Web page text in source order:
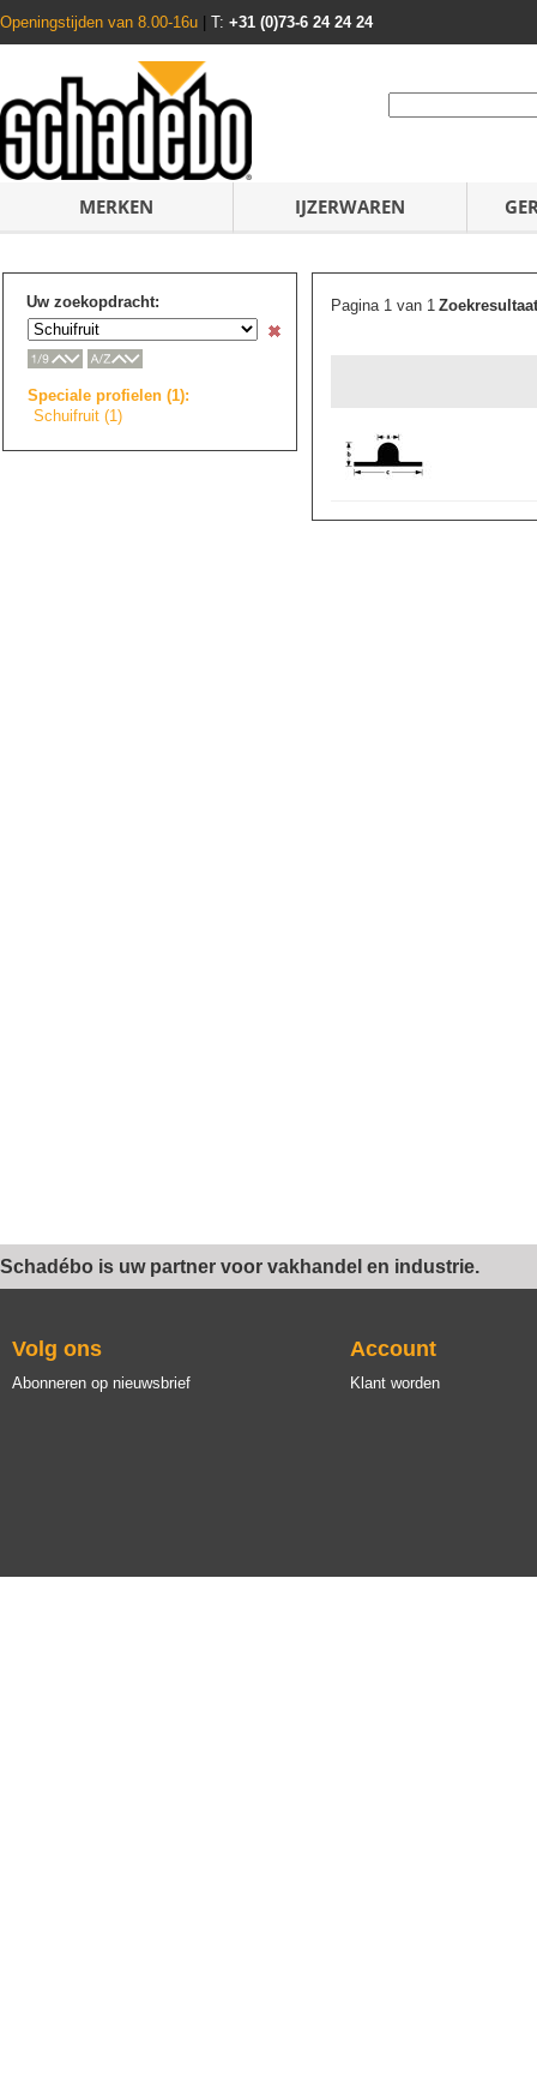
Openingstijden van 8.00-16u T: +31 (0)73-6 24 24 24
MERKEN IJZERWAREN
Uw zoekopdracht:
Speciale profielen (1):
Schuifruit (1)
Pagina 1 van 1Zoekresultaat
Schadébo is uw partner voor vakhandel en industrie.
Volg ons
Abonneren op nieuwsbrief
Account
Klant worden